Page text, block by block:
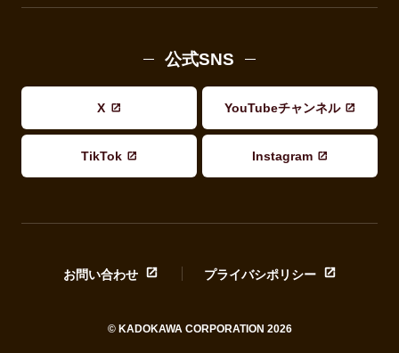
公式SNS
X YouTubeチャンネル
TikTok Instagram
お問い合わせ プライバシポリシー
© KADOKAWA CORPORATION 2026